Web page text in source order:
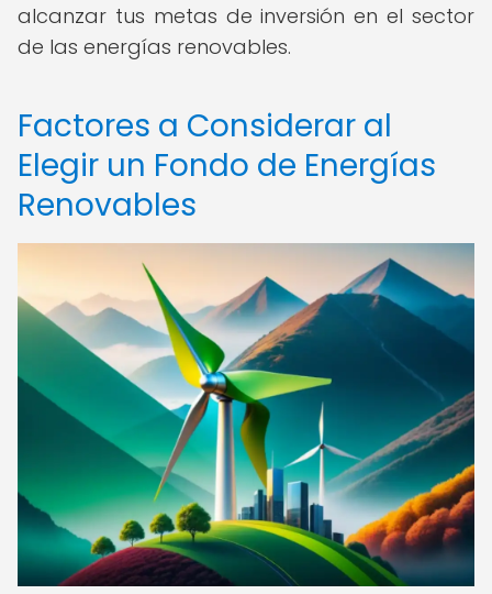
alcanzar tus metas de inversión en el sector
de las energías renovables.
Factores a Considerar al
Elegir un Fondo de Energías
Renovables